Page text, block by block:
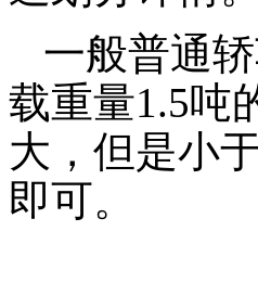
一般普通
载重量1.5吨
大，但是小
即可。